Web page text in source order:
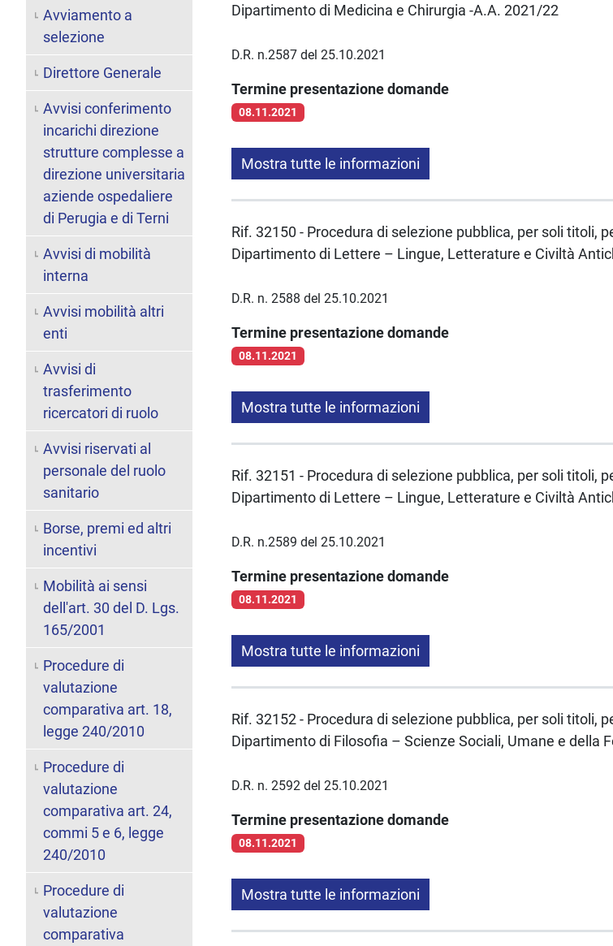
Dipartimento di Medicina e Chirurgia -A.A. 2021/22
D.R. n.2587 del 25.10.2021
Termine presentazione domande
08.11.2021
Mostra tutte le informazioni
Rif. 32150 - Procedura di selezione pubblica, per soli titoli,
Dipartimento di Lettere – Lingue, Letterature e Civiltà
D.R. n. 2588 del 25.10.2021
Termine presentazione domande
08.11.2021
Mostra tutte le informazioni
Rif. 32151 - Procedura di selezione pubblica, per soli titoli,
Dipartimento di Lettere – Lingue, Letterature e Civiltà
D.R. n.2589 del 25.10.2021
Termine presentazione domande
08.11.2021
Mostra tutte le informazioni
Rif. 32152 - Procedura di selezione pubblica, per soli titoli,
Dipartimento di Filosofia – Scienze Sociali, Umane e della
D.R. n. 2592 del 25.10.2021
Termine presentazione domande
08.11.2021
Mostra tutte le informazioni
Avviamento a
selezione
Direttore Generale
Avvisi conferimento
incarichi direzione
strutture complesse a
direzione universitaria
aziende ospedaliere
di Perugia e di Terni
Avvisi di mobilità
interna
Avvisi mobilità altri
enti
Avvisi di
trasferimento
ricercatori di ruolo
Avvisi riservati al
personale del ruolo
sanitario
Borse, premi ed altri
incentivi
Mobilità ai sensi
dell'art. 30 del D. Lgs.
165/2001
Procedure di
valutazione
comparativa art. 18,
legge 240/2010
Procedure di
valutazione
comparativa art. 24,
commi 5 e 6, legge
240/2010
Procedure di
valutazione
comparativa